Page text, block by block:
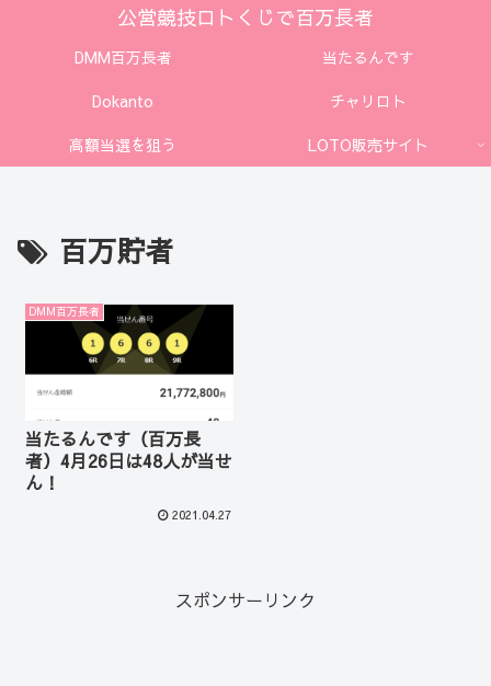
公営競技ロトくじで百万長者
DMM百万長者
当たるんです
Dokanto
チャリロト
高額当選を狙う
LOTO販売サイト
百万貯者
DMM百万長者
当たるんです（百万長
者）4月26日は48人が当せ
ん！
2021.04.27
スポンサーリンク